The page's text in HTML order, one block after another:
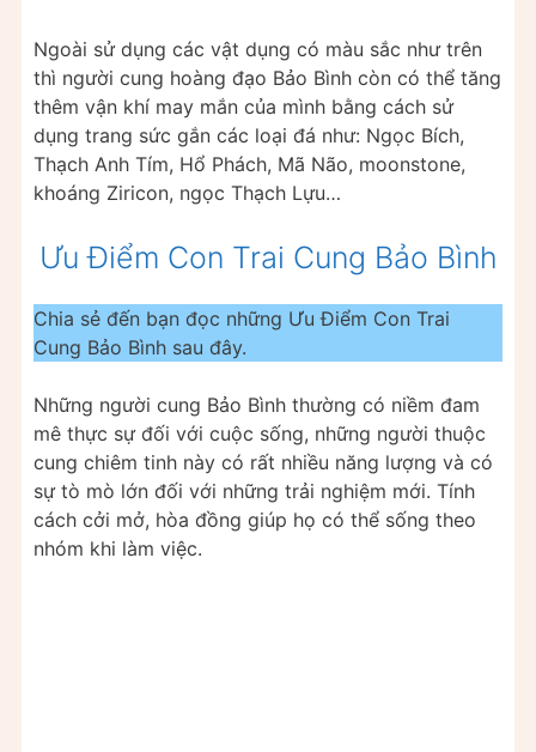
Ngoài sử dụng các vật dụng có màu sắc như trên
thì người cung hoàng đạo Bảo Bình còn có thể tăng
thêm vận khí may mắn của mình bằng cách sử
dụng trang sức gắn các loại đá như: Ngọc Bích,
Thạch Anh Tím, Hổ Phách, Mã Não, moonstone,
khoáng Ziricon, ngọc Thạch Lựu…
Ưu Điểm Con Trai Cung Bảo Bình
Chia sẻ đến bạn đọc những Ưu Điểm Con Trai
Cung Bảo Bình sau đây.
Những người cung Bảo Bình thường có niềm đam
mê thực sự đối với cuộc sống, những người thuộc
cung chiêm tinh này có rất nhiều năng lượng và có
sự tò mò lớn đối với những trải nghiệm mới. Tính
cách cởi mở, hòa đồng giúp họ có thể sống theo
nhóm khi làm việc.